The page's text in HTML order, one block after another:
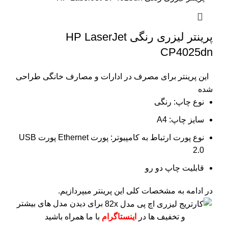
پرینتر لیزری رنگی HP LaserJet
CP4025dn
این پرینتر برای مصرف در ادارات و مصارف خانگی طراحی
شده
نوع چاپ: رنگی
سایز چاپ: A4
نوع پورت ارتباط به کامپیوتر: پورت Ethernet پورت USB
2.0
قابلیت چاپ دو رو
در ادامه به مشخصات کلی این پرینتر میپردازیم.
برای دیدن مدل های بیشتر
و تخفیف ها در
اینستاگرام با ما همراه باشید